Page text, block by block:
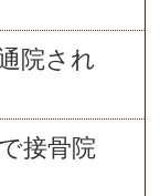
院され
接骨院